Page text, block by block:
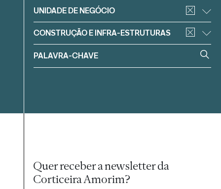
Filtrar
UNIDADE DE NEGÓCIO
CONSTRUÇÃO E INFRA-ESTRUTURAS
Quer receber a newsletter da
Corticeira Amorim?